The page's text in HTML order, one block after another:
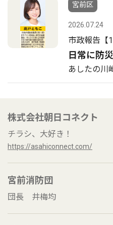
宮前区
2026.07.24
市政報告【
日常に防
あしたの川
株式会社朝日コネクト
チラシ、大好き！
https://asahiconnect.com/
宮前消防団
団長 井梅均